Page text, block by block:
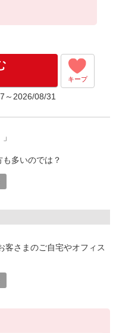
相談
（3,000円/日、13日
キープ
～2026/08/31
多いのでは？
のヤクルトなら、
るので、
、
ます。
、
客さまのご自宅やオフィス
、健康的な生活にお役立ち